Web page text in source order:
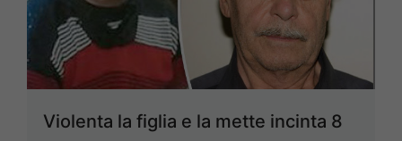
Violenta la figlia e la mette incinta 8